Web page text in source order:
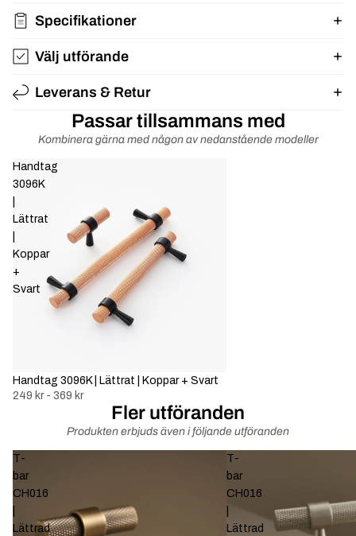
Specifikationer
Välj utförande
Leverans & Retur
Passar tillsammans med
Kombinera gärna med någon av nedanstående modeller
Handtag
3096K
Lättrat
Koppar
+
Svart
Handtag 3096K | Lättrat | Koppar + Svart
249 kr - 369 kr
Fler utföranden
Produkten erbjuds även i följande utföranden
T-
bar
CH016
Lättrad
T-
bar
CH016
Lättrad